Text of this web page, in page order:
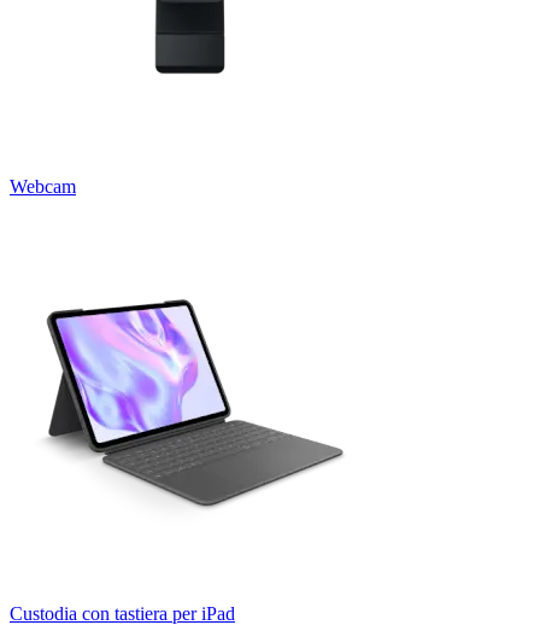
Webcam
Custodia con tastiera per iPad